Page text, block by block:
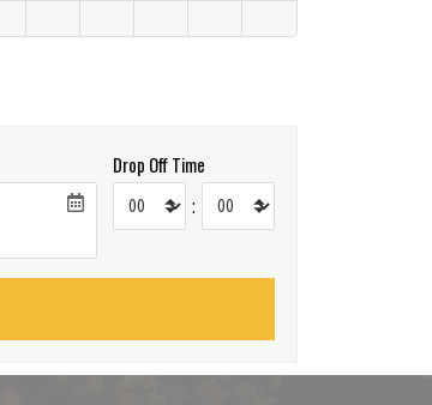
Drop Off Time
: